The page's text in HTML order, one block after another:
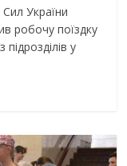
України
робочу поїздку
у